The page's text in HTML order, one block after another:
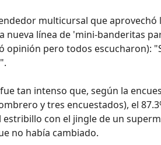
multicursal que aprovechó
nueva línea de 'mini-banderitas
opinión pero todos escucharon):
tan intenso que, según la
y tres encuestados), el
con el jingle de un
no había cambiado.